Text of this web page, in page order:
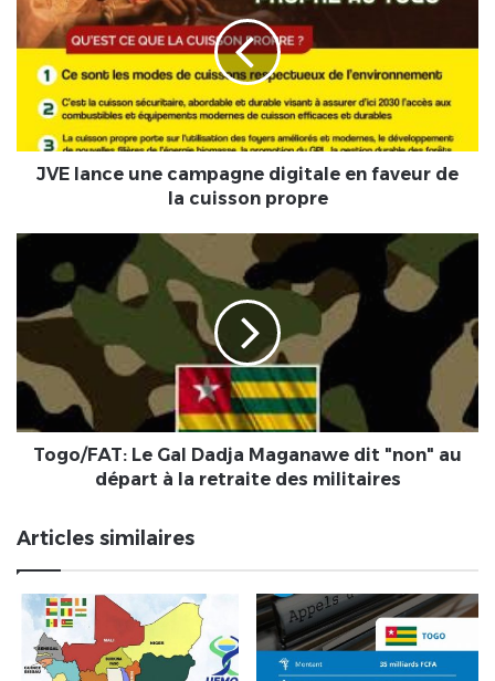
une
campagne
digitale
faveur
la
cuisson
JVE lance une campagne digitale en faveur de
la cuisson propre
Togo/FAT:
Dadja
dit
"non"
départ
militaires
Togo/FAT: Le Gal Dadja Maganawe dit "non" au
départ à la retraite des militaires
Articles similaires